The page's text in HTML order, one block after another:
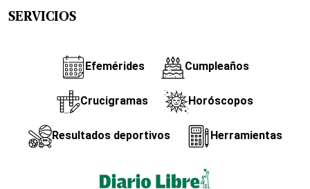
SERVICIOS
Efemérides Cumpleaños
Crucigramas Horóscopos
Resultados deportivos Herramientas